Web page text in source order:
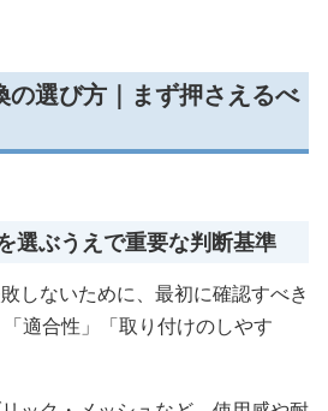
の選び方｜まず押さえるべ
選ぶうえで重要な判断基準
しないために、最初に確認すべき
適合性」「取り付けのしやす